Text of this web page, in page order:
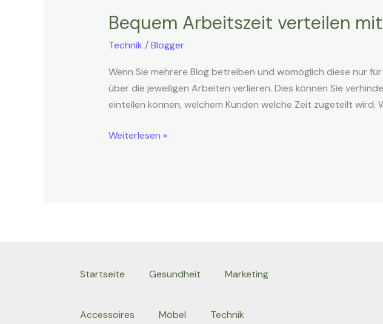
Bequem Arbeitszeit verteilen
Technik /Blogger
Wenn Sie mehrere Blog betreiben und womöglich diese nur
über die jeweiligen Arbeiten verlieren. Dies können Sie
einteilen können, welchem Kunden welche Zeit zugeteilt
Bequem
Arbeitszeit
verteilen
mit
einem
Zeiterfassungssystem
Weiterlesen »
Startseite Gesundheit Marketing
Accessoires Möbel Technik